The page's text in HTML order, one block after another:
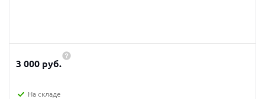
3 000 руб.
На складе